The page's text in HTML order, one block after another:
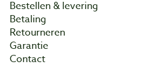
Bestellen & levering
Betaling
Retourneren
Garantie
Contact